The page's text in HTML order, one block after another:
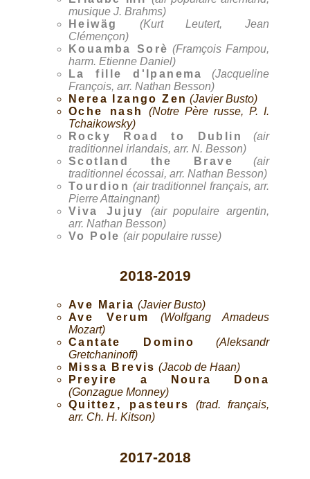
musique J. Brahms)
Heiwäg
(Kurt Leutert, Jean
Clémençon)
Kouamba Sorè (Framçois Fampou,
harm. Etienne Daniel)
La fille d'Ipanema
(Jacqueline
François, arr. Nathan Besson)
Nerea Izango Zen (Javier Busto)
Oche nash
(Notre Père russe, P. I.
Tchaikowsky)
Rocky Road to Dublin
(air
traditionnel irlandais, arr. N. Besson)
Scotland the Brave
(air
traditionnel écossai, arr. Nathan Besson)
Tourdion (air traditionnel français, arr.
Pierre Attaingnant)
Viva Jujuy
(air populaire argentin,
arr. Nathan Besson)
Vo Pole (air populaire russe)
2018-2019
Ave Maria (Javier Busto)
Ave Verum
(Wolfgang Amadeus
Mozart)
Cantate Domino
(Aleksandr
Gretchaninoff)
Missa Brevis (Jacob de Haan)
Preyire a Noura Dona
(Gonzague Monney)
Quittez, pasteurs
(trad. français,
arr. Ch. H. Kitson)
2017-2018